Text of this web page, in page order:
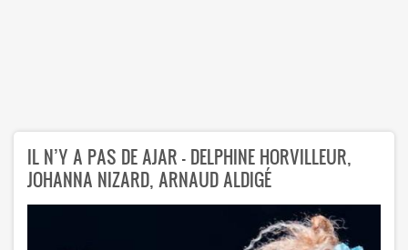
IL N’Y A PAS DE AJAR - DELPHINE HORVILLEUR,
JOHANNA NIZARD, ARNAUD ALDIGÉ